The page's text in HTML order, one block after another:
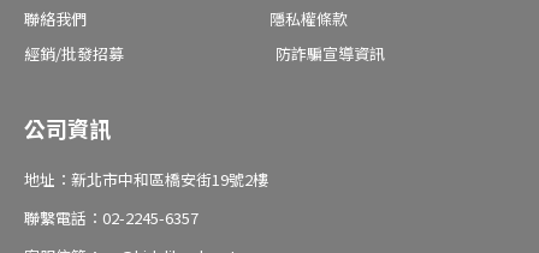
聯絡我們
經銷/批發招募
隱私權條款
防詐騙宣導資訊
公司資訊
地址：新北市中和區橋安街19號2樓
聯繫電話：02-2245-6357